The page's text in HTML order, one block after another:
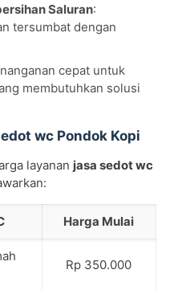
Saluran:
tersumbat dengan
cepat untuk
membutuhkan solusi
wc Pondok Kopi
layanan jasa sedot wc
Harga Mulai
Rp 350.000